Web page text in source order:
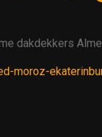
dakdekkers
moroz-